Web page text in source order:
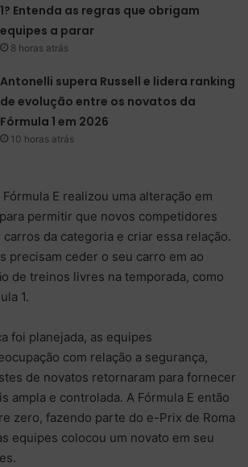
1? Entenda as regras que obrigam
equipes a parar
8 horas atrás
Antonelli supera Russell e lidera ranking
de evolução entre os novatos da
Fórmula 1 em 2026
10 horas atrás
E realizou uma alteração em
permitir que novos competidores
carros da categoria e criar essa relação.
precisam ceder o seu carro em ao
de treinos livres na temporada, como
1.
foi planejada, as equipes
com relação a segurança,
de novatos retornaram para fornecer
ampla e controlada. A Fórmula E então
zero, fazendo parte do e-Prix de Roma
equipes colocou um novato em seu